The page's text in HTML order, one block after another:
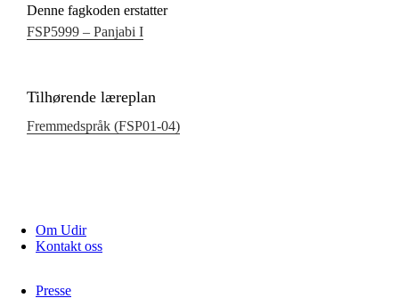
Denne fagkoden erstatter
FSP5999 – Panjabi I
Tilhørende læreplan
Fremmedspråk (FSP01‑04)
Om Udir
Kontakt oss
Presse